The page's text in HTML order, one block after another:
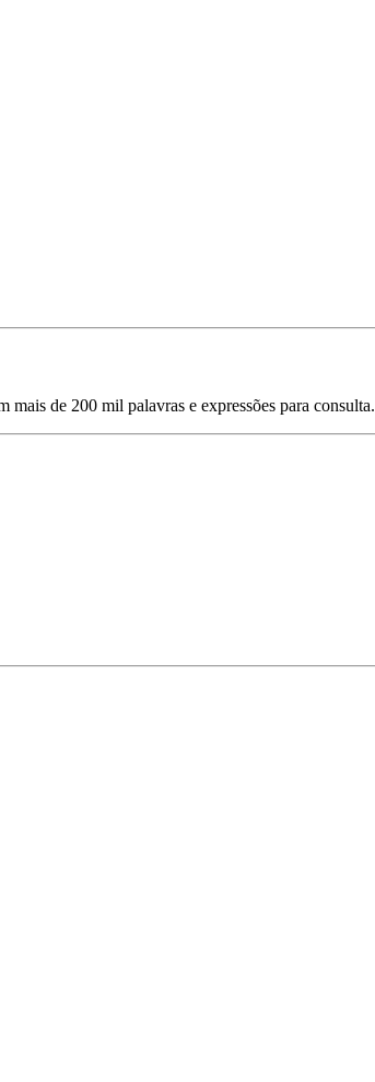
de 200 mil palavras e expressões para consulta.